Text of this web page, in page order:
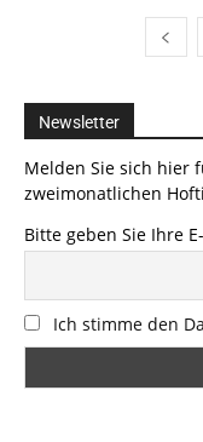
Newsletter
Melden Sie sich hier
zweimonatlichen
Bitte geben Sie Ihre
Ich stimme den